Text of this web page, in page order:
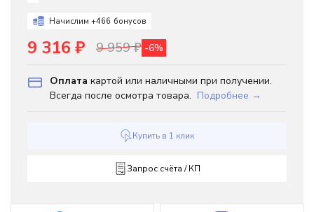
Начислим +466 бонусов
9 316 ₽ 9 959₽ -6%
Оплата картой или наличными при получении.
Всегда после осмотра товара. Подробнее →
Купить в 1 клик
Запрос счёта / КП